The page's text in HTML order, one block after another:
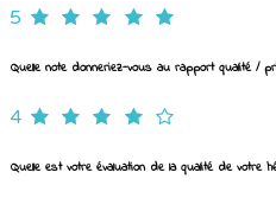
5
Quelle note donneriez-vous au rapport qualité /
4
Quelle est votre évaluation de la qualité de votre